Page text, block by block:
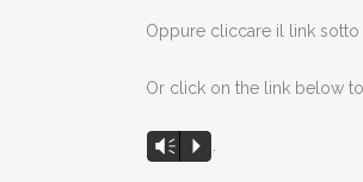
Oppure cliccare il link
Or click on the link below
Vm P